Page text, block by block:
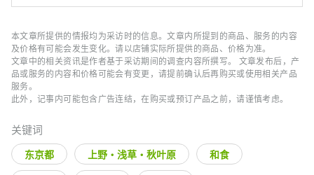
嬉しいです！
本文章所提供的情报均为采访时的信息。文章内所提到的商品、服务的内容
及价格有可能会发生变化。请以店铺实际所提供的商品、价格为准。
文章中的相关资讯是作者基于采访期间的调查内容所撰写。 文章发布后，产
品或服务的内容和价格可能会有变更，请提前确认后再购买或使用相关产品
服务。
此外，记事内可能包含广告连结，在购买或预订产品之前，请谨慎考虑。
关键词
东京都 上野・浅草・秋叶原
和食